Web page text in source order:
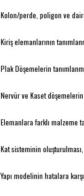
Kolon/perde, poligon ve
Kiriş elemanlarının
Plak Döşemelerin
Nervür ve Kaset döşemelerin
Elemanlara farklı malzeme
Kat sisteminin
Yapı modelinin hatalara